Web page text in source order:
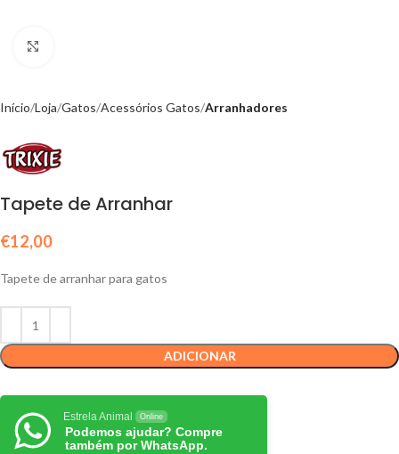
Início Loja Gatos Acessórios Gatos Arranhadores
Tapete de Arranhar
€12,00
Tapete de arranhar para gatos
ADICIONAR
Estrela Animal Online
Podemos ajudar? Compre
também por WhatsApp.